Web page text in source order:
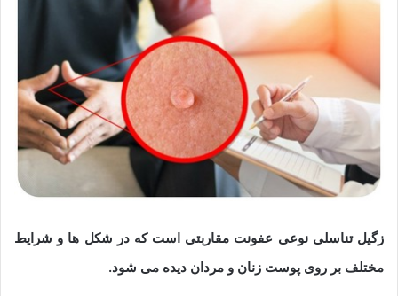
زگیل تناسلی نوعی عفونت مقاربتی است که در شکل ها و شرایط
مختلف بر روی پوست زنان و مردان دیده می شود.